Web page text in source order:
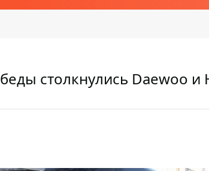
столкнулись Daewoo и